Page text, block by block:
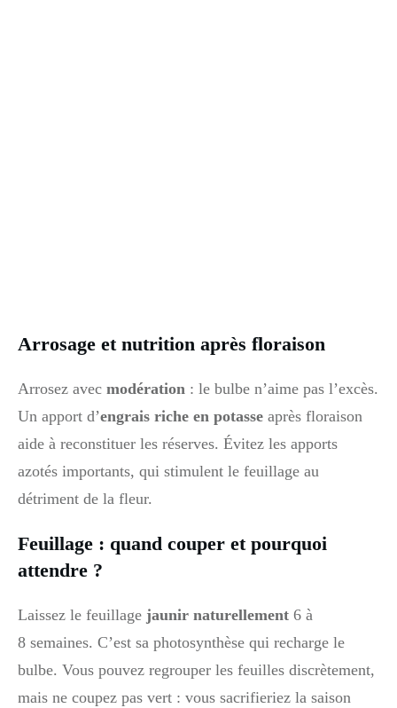
Arrosage et nutrition après floraison
Arrosez avec modération : le bulbe n’aime pas l’excès.
Un apport d’engrais riche en potasse après floraison
aide à reconstituer les réserves. Évitez les apports
azotés importants, qui stimulent le feuillage au
détriment de la fleur.
Feuillage : quand couper et pourquoi
attendre ?
Laissez le feuillage jaunir naturellement 6 à
8 semaines. C’est sa photosynthèse qui recharge le
bulbe. Vous pouvez regrouper les feuilles discrètement,
mais ne coupez pas vert : vous sacrifieriez la saison